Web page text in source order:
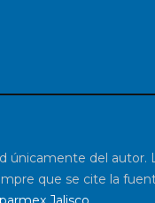
del
que se cite la